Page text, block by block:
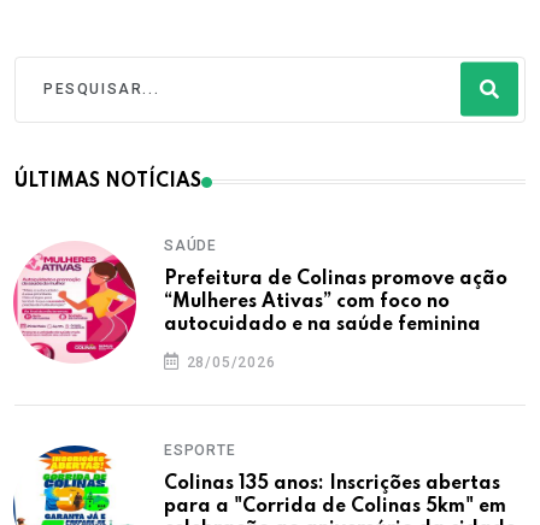
ÚLTIMAS NOTÍCIAS
SAÚDE
Prefeitura de Colinas promove ação
“Mulheres Ativas” com foco no
autocuidado e na saúde feminina
28/05/2026
ESPORTE
Colinas 135 anos: Inscrições abertas
para a "Corrida de Colinas 5km" em